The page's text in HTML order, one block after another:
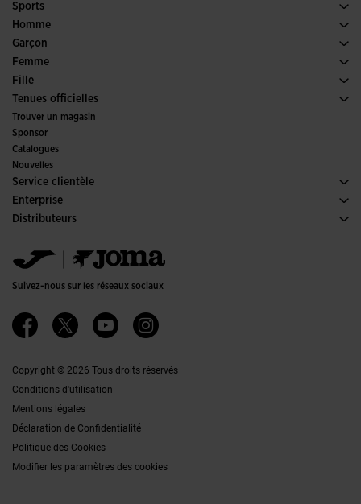
Sports
Running
Football
Padel
Trail Running
Homme
Chaussures Homme
Sports
Garçon
Voir tous les vêtements Garçon
Femme
Chaussures Femme
Sports
Fille
Voir tous les vêtements Fille
Tenues officielles
Football
Futsal
Comités et fédérations
Éditions Spéciales
Trouver un magasin
Sponsor
Catalogues
Nouvelles
Service clientèle
Conditions de Vente
Transport-et-livraison
FAQs
Enterprise
Histoire
Canal éthique
Politique de qualité et d'environnement
Emplois
Ethics Channel
Distributeurs
Jomanet
Service Marketing
Contacter
Suivez-nous sur les réseaux sociaux
Copyright © 2026 Tous droits réservés
Conditions d'utilisation
Mentions légales
Déclaration de Confidentialité
Politique des Cookies
Modifier les paramètres des cookies